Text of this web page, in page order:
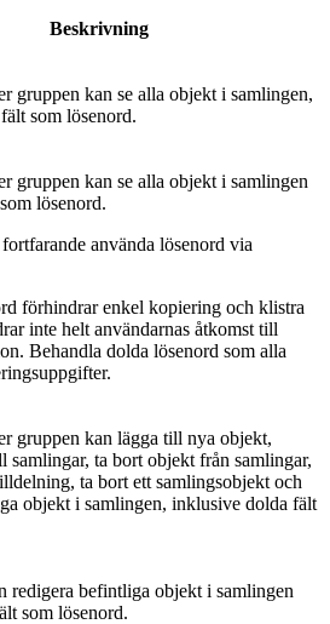
Beskrivning
gruppen kan se alla objekt i samlingen,
som lösenord.
gruppen kan se alla objekt i samlingen
lösenord.
använda lösenord via
förhindrar enkel kopiering och klistra
inte helt användarnas åtkomst till
Behandla dolda lösenord som alla
gruppen kan lägga till nya objekt,
samlingar, ta bort objekt från samlingar,
ta bort ett samlingsobjekt och
objekt i samlingen, inklusive dolda fält
redigera befintliga objekt i samlingen
som lösenord.